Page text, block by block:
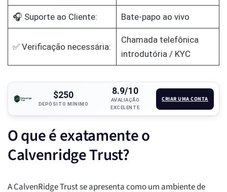
🎧 Suporte ao Cliente: Bate-papo ao vivo
✅ Verificação necessária:
Chamada telefônica
introdutória / KYC
$250
DEPÓSITO MÍNIMO
8.9/10
AVALIAÇÃO
EXCELENTE
CRIAR UMA CONTA
O que é exatamente o
Calvenridge Trust?
A CalvenRidge Trust se apresenta como um ambiente de